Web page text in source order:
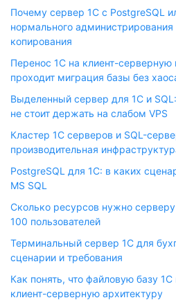
Почему сервер 1С с PostgreSQL
нормального администрирования
копирования
Перенос 1С на клиент-серверную
проходит миграция базы без
Выделенный сервер для 1С и
не стоит держать на слабом VPS
Кластер 1С серверов и SQL-
производительная
PostgreSQL для 1С: в каких
MS SQL
Сколько ресурсов нужно
100 пользователей
Терминальный сервер 1С для
сценарии и требования
Как понять, что файловую базу
клиент-серверную архитектуру